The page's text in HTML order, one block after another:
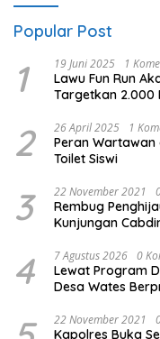
Popular Post
1 19 Juni 2025 1
Lawu Fun Run
Targetkan 2.000
2 26 April 2025 1
Peran Wartawan
Toilet Siswi
3 22 November 2021
Rembug
Kunjungan
4 7 Agustus 2026 0
Lewat Program
Desa Wates
22 November 2021
Kapolres Buka